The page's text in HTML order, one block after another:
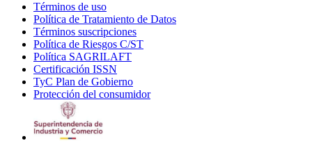
Términos de uso
in
new
window
Política de Tratamiento de Datos
Términos suscripciones
in
Política de Riesgos C/ST
Política SAGRILAFT
new
window
Certificación ISSN
in
new
TyC Plan de Gobierno
in
Protección del consumidorOpens